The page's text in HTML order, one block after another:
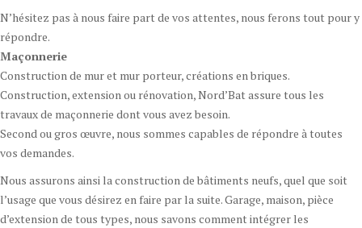
N’hésitez pas à nous faire part de vos attentes, nous ferons tout pour y
répondre.
Maçonnerie
Construction de mur et mur porteur, créations en briques.
Construction, extension ou rénovation, Nord’Bat assure tous les
travaux de maçonnerie dont vous avez besoin.
Second ou gros œuvre, nous sommes capables de répondre à toutes
vos demandes.
Nous assurons ainsi la construction de bâtiments neufs, quel que soit
l’usage que vous désirez en faire par la suite. Garage, maison, pièce
d’extension de tous types, nous savons comment intégrer les